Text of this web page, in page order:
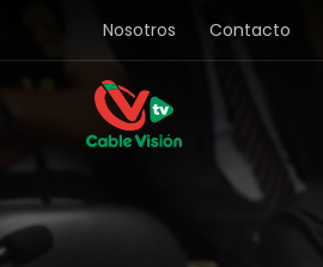
Nosotros Contacto